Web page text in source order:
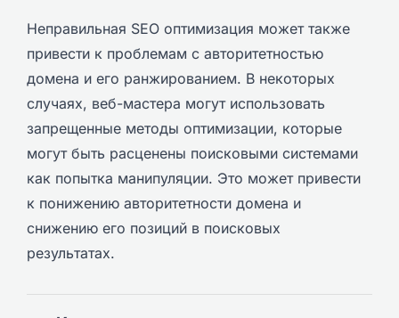
Неправильная SEO оптимизация может также
привести к проблемам с авторитетностью
домена и его ранжированием. В некоторых
случаях, веб-мастера могут использовать
запрещенные методы оптимизации, которые
могут быть расценены поисковыми системами
как попытка манипуляции. Это может привести
к понижению авторитетности домена и
снижению его позиций в поисковых
результатах.